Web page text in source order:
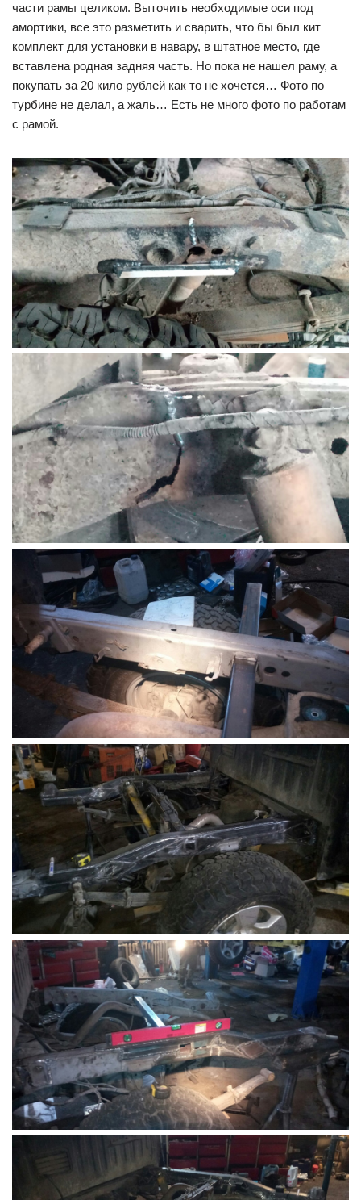
части рамы целиком. Выточить необходимые оси под
амортики, все это разметить и сварить, что бы был кит
комплект для установки в навару, в штатное место, где
вставлена родная задняя часть. Но пока не нашел раму, а
покупать за 20 кило рублей как то не хочется… Фото по
турбине не делал, а жаль… Есть не много фото по работам
с рамой.